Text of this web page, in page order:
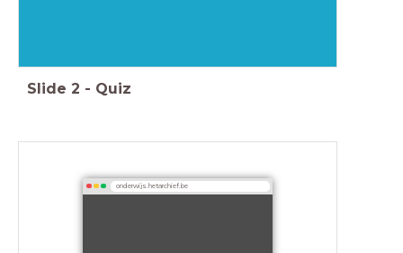
Slide 2 - Quiz
onderwijs.hetarchief.be